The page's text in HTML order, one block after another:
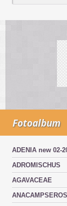
Fotoalbum
ADENIA new 02-
ADROMISCHUS
AGAVACEAE
ANACAMPSEROS